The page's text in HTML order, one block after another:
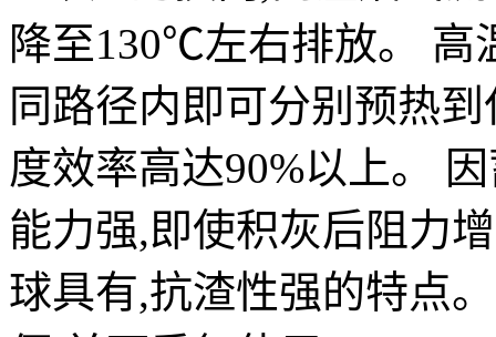
降至130℃左右排放。 高
同路径内即可分别预热
度效率高达90%以上。
能力强,即使积灰后阻力
球具有,抗渣性强的特点